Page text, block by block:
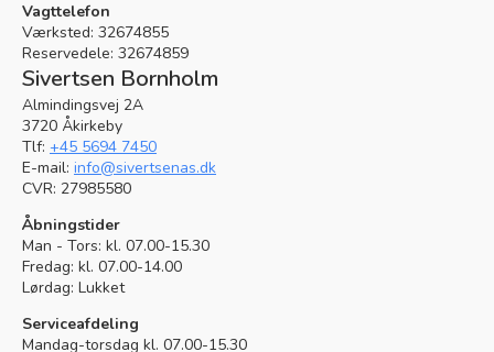
Vagttelefon
Værksted: 32674855
Reservedele: 32674859
Sivertsen Bornholm
Almindingsvej 2A
3720 Åkirkeby
Tlf: +45 5694 7450
E-mail: info@sivertsenas.dk
CVR: 27985580
Åbningstider
Man - Tors: kl. 07.00-15.30
Fredag: kl. 07.00-14.00
Lørdag: Lukket
Serviceafdeling
Mandag-torsdag kl. 07.00-15.30